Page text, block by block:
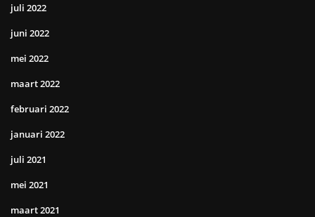
juli 2022
juni 2022
mei 2022
maart 2022
februari 2022
januari 2022
juli 2021
mei 2021
maart 2021